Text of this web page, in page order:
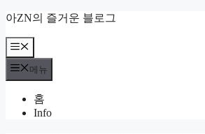
컨
츠
로
아ZN의 즐거운 블로그
메
뉴
메뉴
홈
Info